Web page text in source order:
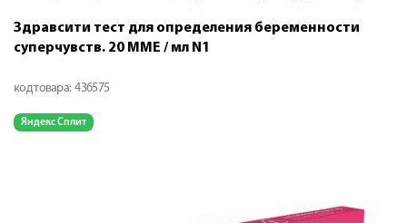
Здравсити тест для определения беременности
суперчувств. 20 ММЕ / мл N1
код товара: 436575
Яндекс Сплит